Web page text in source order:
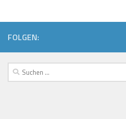
FOLGEN:
Suchen
nach: